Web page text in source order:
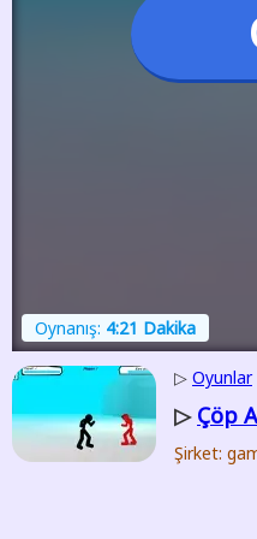
Oynanış: 4:21 Dakika
▷ Oyunlar
▷ Çöp
Şirket: